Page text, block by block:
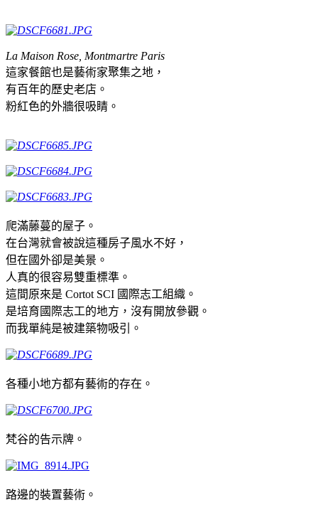
La Maison Rose, Montmartre Paris
這家餐館也是藝術家聚集之地，
有百年的歷史老店。
粉紅色的外牆很吸睛。
爬滿藤蔓的屋子。
在台灣就會被說這種房子風水不好，
但在國外卻是美景。
人真的很容易雙重標準。
這間原來是 Cortot SCI 國際志工組織。
是培育國際志工的地方，沒有開放參觀。
而我單純是被建築物吸引。
各種小地方都有藝術的存在。
梵谷的告示牌。
路邊的裝置藝術。